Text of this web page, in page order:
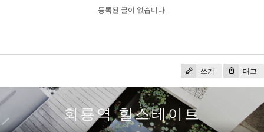
등록된 글이 없습니다.
쓰기 태그
회룡역 힐스테이트